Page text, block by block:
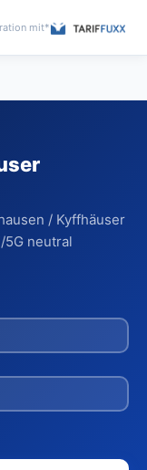
mit*
/ Kyffhäuser
5G neutral